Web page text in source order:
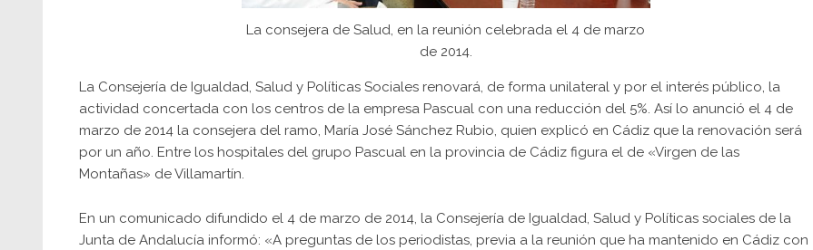
La consejera de Salud, en la reunión celebrada el 4 de marzo
de 2014.
La Consejería de Igualdad, Salud y Políticas Sociales renovará, de forma unilateral y por el interés público, la
actividad concertada con los centros de la empresa Pascual con una reducción del 5%. Así lo anunció el 4 de
marzo de 2014 la consejera del ramo, María José Sánchez Rubio, quien explicó en Cádiz que la renovación será
por un año. Entre los hospitales del grupo Pascual en la provincia de Cádiz figura el de «Virgen de las
Montañas» de Villamartín.
En un comunicado difundido el 4 de marzo de 2014, la Consejería de Igualdad, Salud y Políticas sociales de la
Junta de Andalucía informó: «A preguntas de los periodistas, previa a la reunión que ha mantenido en Cádiz con